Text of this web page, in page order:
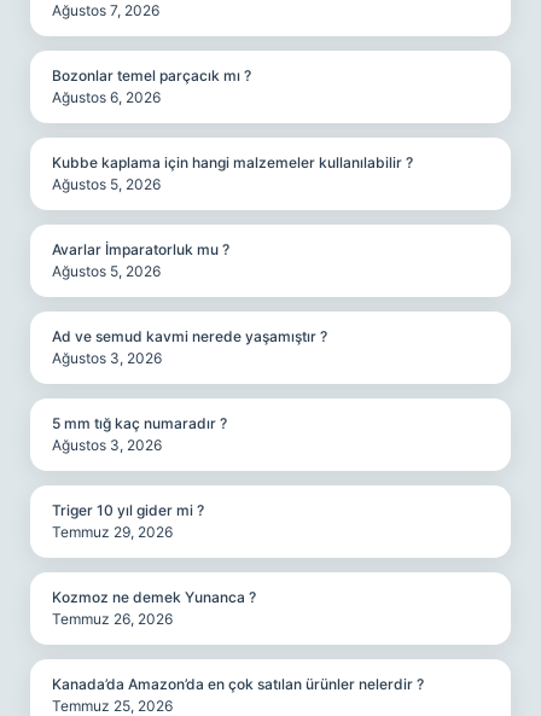
Ağustos 7, 2026
Bozonlar temel parçacık mı ?
Ağustos 6, 2026
Kubbe kaplama için hangi malzemeler kullanılabilir ?
Ağustos 5, 2026
Avarlar İmparatorluk mu ?
Ağustos 5, 2026
Ad ve semud kavmi nerede yaşamıştır ?
Ağustos 3, 2026
5 mm tığ kaç numaradır ?
Ağustos 3, 2026
Triger 10 yıl gider mi ?
Temmuz 29, 2026
Kozmoz ne demek Yunanca ?
Temmuz 26, 2026
Kanada’da Amazon’da en çok satılan ürünler nelerdir ?
Temmuz 25, 2026